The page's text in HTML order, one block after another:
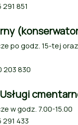
291 851
po godz. 15-tej
203 830
Usługi
w godz. 7.00-15.00
291 433